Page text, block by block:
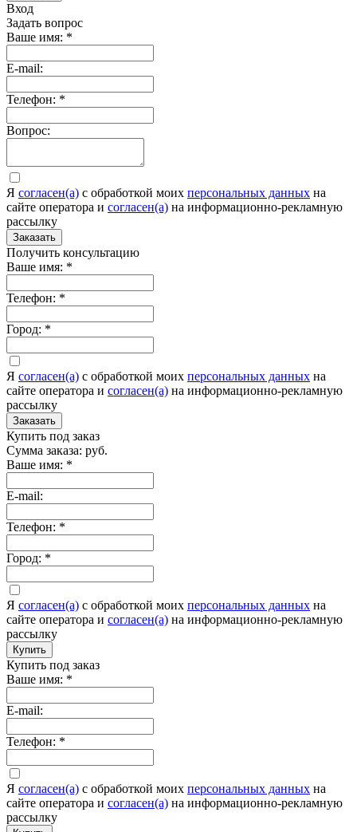
Вход
Задать вопрос
Ваше имя: *
E-mail:
Телефон: *
Вопрос:
Я согласен(а) c обработкой моих персональных данных на
сайте оператора и согласен(а) на информационно-рекламную
рассылку
Заказать
Получить консультацию
Ваше имя: *
Телефон: *
Город: *
Я согласен(а) c обработкой моих персональных данных на
сайте оператора и согласен(а) на информационно-рекламную
рассылку
Заказать
Купить под заказ
Сумма заказа: руб.
Ваше имя: *
E-mail:
Телефон: *
Город: *
Я согласен(а) c обработкой моих персональных данных на
сайте оператора и согласен(а) на информационно-рекламную
рассылку
Купить
Купить под заказ
Ваше имя: *
E-mail:
Телефон: *
Я согласен(а) c обработкой моих персональных данных на
сайте оператора и согласен(а) на информационно-рекламную
рассылку